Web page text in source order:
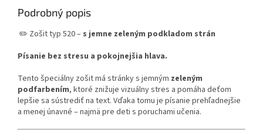
Podrobný popis
✏️ Zošit typ 520 – s jemne zeleným podkladom strán
Písanie bez stresu a pokojnejšia hlava.
Tento špeciálny zošit má stránky s jemným zeleným
podfarbením, ktoré znižuje vizuálny stres a pomáha deťom
lepšie sa sústrediť na text. Vďaka tomu je písanie prehľadnejšie
a menej únavné – najmä pre deti s poruchami učenia.